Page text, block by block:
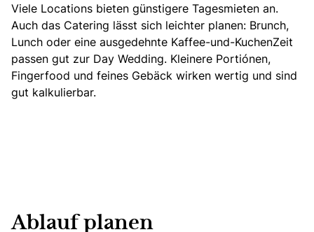
Viele Locations bieten günstigere Tagesmieten an.
Auch das Catering lässt sich leichter planen: Brunch,
Lunch oder eine ausgedehnte Kaffee-und-KuchenZeit
passen gut zur Day Wedding. Kleinere Portionen,
Fingerfood und feines Gebäck wirken wertig und sind
gut kalkulierbar.
Ablauf planen